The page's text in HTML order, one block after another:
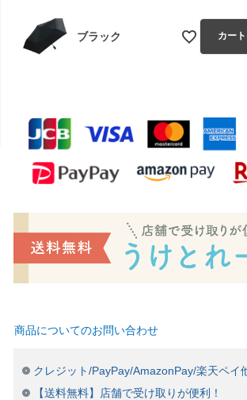
ブラック カー
商品についてのお問い合わせ
クレジット/PayPay/AmazonPay/楽天ペイ
【送料無料】店舗で受け取りが便利！